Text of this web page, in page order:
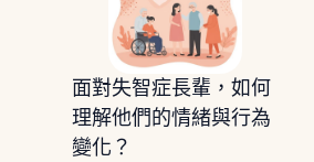
面對失智症長輩，如何
理解他們的情緒與行為
變化？